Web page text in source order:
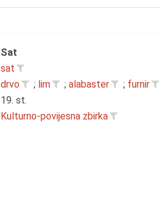
Sat
sat
drvo ; lim ; alabaster ; furnir
19. st.
Kulturno-povijesna zbirka